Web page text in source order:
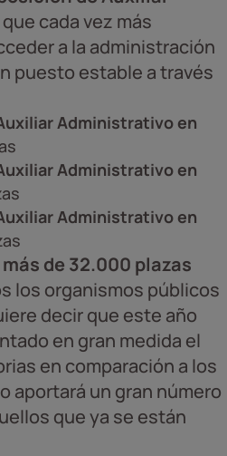
cada vez más
a la administración
puesto estable a través
Administrativo en
Administrativo en
Administrativo en
más de 32.000 plazas
los organismos públicos
decir que este año
en gran medida el
en comparación a los
aportará un gran número
que ya se están